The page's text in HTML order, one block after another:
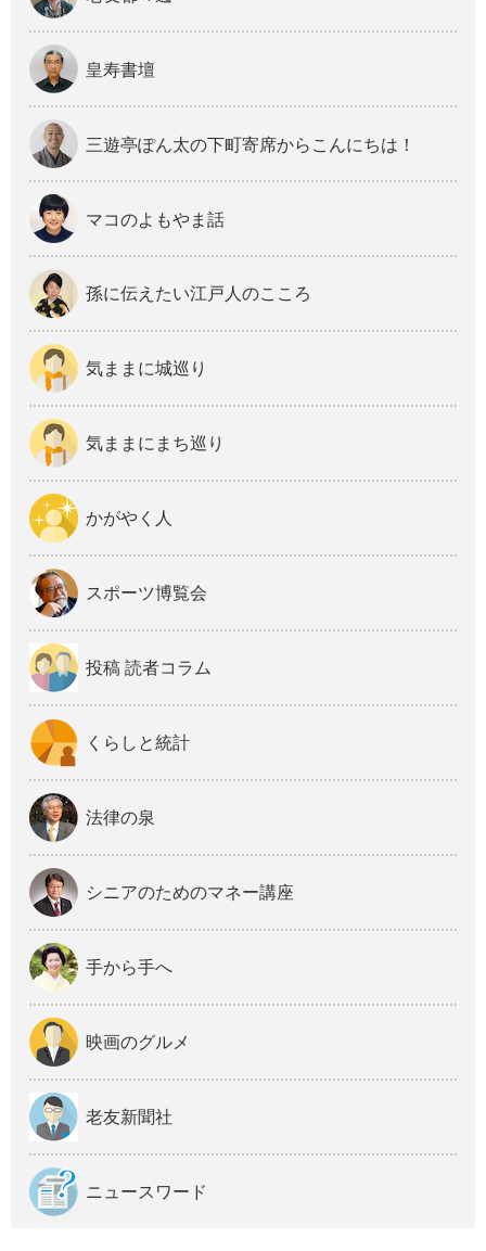
皇寿書壇
三遊亭ぽん太の下町寄席からこんにちは！
マコのよもやま話
孫に伝えたい江戸人のこころ
気ままに城巡り
気ままにまち巡り
かがやく人
スポーツ博覧会
投稿 読者コラム
くらしと統計
法律の泉
シニアのためのマネー講座
手から手へ
映画のグルメ
老友新聞社
ニュースワード